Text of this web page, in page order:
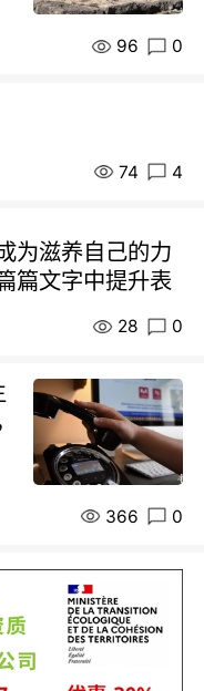
96 0
74 4
为滋养自己的力
篇文字中提升表
28 0
366 0